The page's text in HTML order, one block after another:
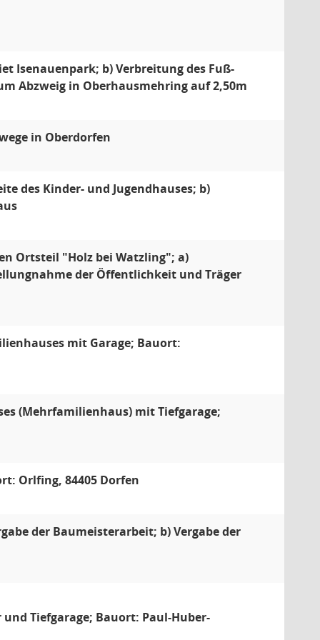
Isenauenpark; b) Verbreitung des Fuß-
Abzweig in Oberhausmehring auf 2,50m
in Oberdorfen
des Kinder- und Jugendhauses; b)
Ortsteil "Holz bei Watzling"; a)
der Öffentlichkeit und Träger
mit Garage; Bauort:
(Mehrfamilienhaus) mit Tiefgarage;
Orlfing, 84405 Dorfen
der Baumeisterarbeit; b) Vergabe der
Tiefgarage; Bauort: Paul-Huber-